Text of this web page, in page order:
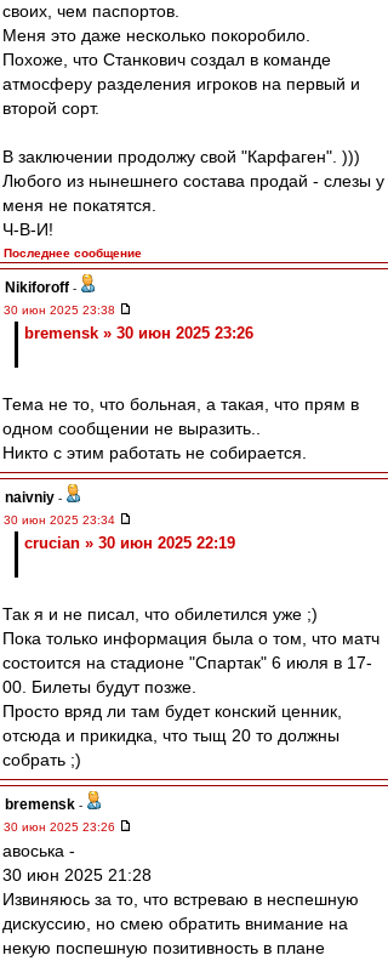
своих, чем паспортов.
Меня это даже несколько покоробило.
Похоже, что Станкович создал в команде
атмосферу разделения игроков на первый и
второй сорт.
В заключении продолжу свой "Карфаген". )))
Любого из нынешнего состава продай - слезы у
меня не покатятся.
Ч-В-И!
Последнее сообщение
Nikiforoff -
30 июн 2025 23:38
bremensk » 30 июн 2025 23:26
Тема не то, что больная, а такая, что прям в
одном сообщении не выразить..
Никто с этим работать не собирается.
naivniy -
30 июн 2025 23:34
crucian » 30 июн 2025 22:19
Так я и не писал, что обилетился уже ;)
Пока только информация была о том, что матч
состоится на стадионе "Спартак" 6 июля в 17-
00. Билеты будут позже.
Просто вряд ли там будет конский ценник,
отсюда и прикидка, что тыщ 20 то должны
собрать ;)
bremensk -
30 июн 2025 23:26
авоська -
30 июн 2025 21:28
Извиняюсь за то, что встреваю в неспешную
дискуссию, но смею обратить внимание на
некую поспешную позитивность в плане